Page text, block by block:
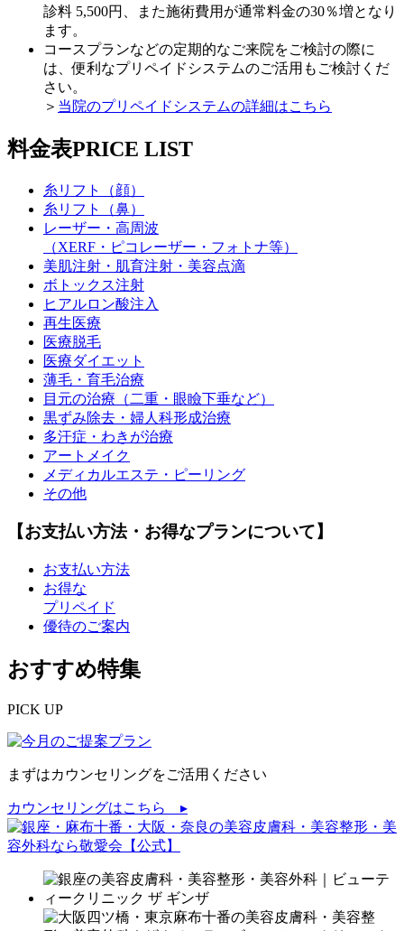
診料 5,500円、また施術費用が通常料金の30％増となり
ます。
コースプランなどの定期的なご来院をご検討の際に
は、便利なプリペイドシステムのご活用もご検討くだ
さい。
＞ 当院のプリペイドシステムの詳細はこちら
料金表PRICE LIST
糸リフト（顔）
糸リフト（鼻）
レーザー・高周波
（XERF・ピコレーザー・フォトナ等）
美肌注射・肌育注射・美容点滴
ボトックス注射
ヒアルロン酸注入
再生医療
医療脱毛
医療ダイエット
薄毛・育毛治療
目元の治療（二重・眼瞼下垂など）
黒ずみ除去・婦人科形成治療
多汗症・わきが治療
アートメイク
メディカルエステ・ピーリング
その他
【お支払い方法・お得なプランについて】
お支払い方法
お得な
プリペイド
優待のご案内
おすすめ特集
PICK UP
まずはカウンセリングをご活用ください
カウンセリングはこちら ▸